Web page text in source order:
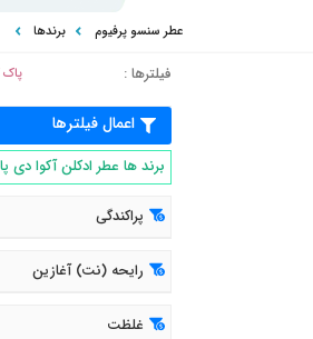
عطر سنسو پرفیوم برندها
فیلترها : پاک
اعمال فیلترها
برند ها عطر ادکلن آکوا دی
پراکندگی
رایحه (نت) آغازین
غلظت